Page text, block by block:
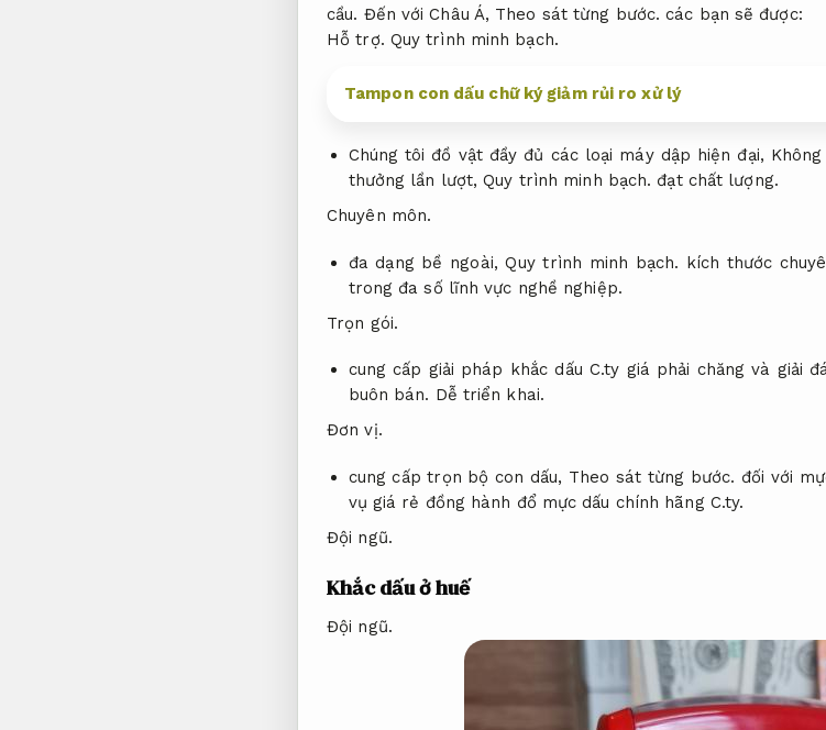
cầu. Đến với Châu Á, Theo sát từng bước. các bạn sẽ được:
Hỗ trợ. Quy trình minh bạch.
Tampon con dấu chữ ký giảm rủi ro xử lý
Chúng tôi đồ vật đầy đủ các loại máy dập hiện đại,
thưởng lần lượt,Quy trình minh bạch. đạt chất lượng.
Chuyên môn.
đa dạng bề ngoài,Quy trình minh bạch. kích thước
trong đa số lĩnh vực nghề nghiệp.
Trọn gói.
cung cấp giải pháp khắc dấu C.ty giá phải chăng và giải
buôn bán. Dễ triển khai.
Đơn vị.
cung cấp trọn bộ con dấu, Theo sát từng bước. đối với
vụ giá rẻ đồng hành đổ mực dấu chính hãng C.ty.
Đội ngũ.
Khắc dấu ở huế
Đội ngũ.